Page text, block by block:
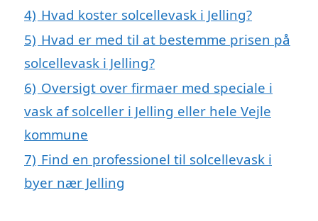
4) Hvad koster solcellevask i Jelling?
5) Hvad er med til at bestemme prisen på
solcellevask i Jelling?
6) Oversigt over firmaer med speciale i
vask af solceller i Jelling eller hele Vejle
kommune
7) Find en professionel til solcellevask i
byer nær Jelling